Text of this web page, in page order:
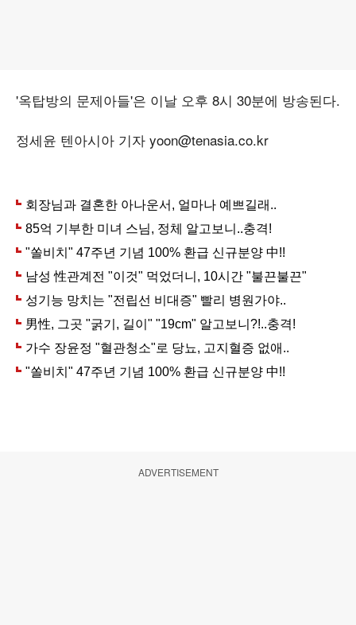
'옥탑방의 문제아들'은 이날 오후 8시 30분에 방송된다.
정세윤 텐아시아 기자 yoon@tenasia.co.kr
ADVERTISEMENT